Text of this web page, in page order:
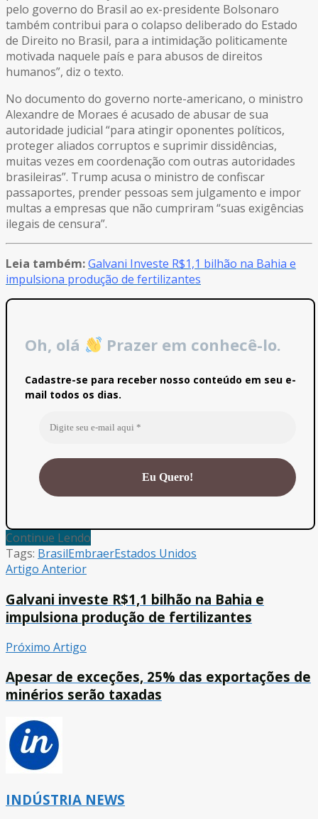
pelo governo do Brasil ao ex-presidente Bolsonaro
também contribui para o colapso deliberado do Estado
de Direito no Brasil, para a intimidação politicamente
motivada naquele país e para abusos de direitos
humanos”, diz o texto.
No documento do governo norte-americano, o ministro
Alexandre de Moraes é acusado de abusar de sua
autoridade judicial “para atingir oponentes políticos,
proteger aliados corruptos e suprimir dissidências,
muitas vezes em coordenação com outras autoridades
brasileiras”. Trump acusa o ministro de confiscar
passaportes, prender pessoas sem julgamento e impor
multas a empresas que não cumpriram “suas exigências
ilegais de censura”.
Leia também:Galvani Investe R$1,1 bilhão na Bahia e
impulsiona produção de fertilizantes
Oh, olá Prazer em conhecê-lo.
Cadastre-se para receber nosso conteúdo em seu e-
mail todos os dias.
Continue Lendo
Tags: BrasilEmbraerEstados Unidos
Artigo Anterior
Galvani investe R$1,1 bilhão na Bahia e
impulsiona produção de fertilizantes
Próximo Artigo
Apesar de exceções, 25% das exportações de
minérios serão taxadas
INDÚSTRIA NEWS